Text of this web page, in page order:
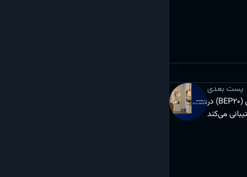
پست بعدی
آریومکس از ارتقا و هارد فورک شبکه بایننس اسمارت چین (BEP20) در